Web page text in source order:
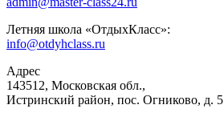
Летняя школа «ОтдыхКласс»:
info@otdyhclass.ru
Адрес
143512, Московская обл.,
Истринский район, пос. Огниково, д. 5